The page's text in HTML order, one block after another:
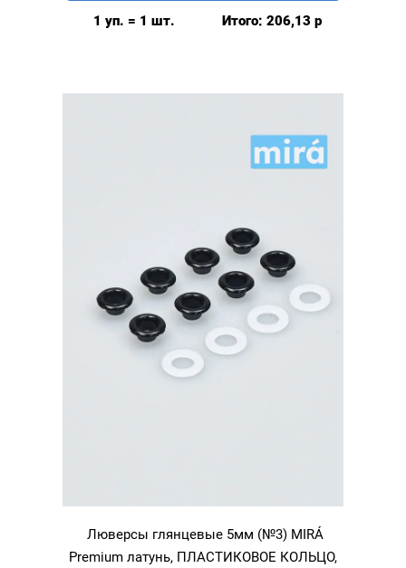
латунь,
1 уп. = 1 шт. Итого: 206,13 р
Люверсы глянцевые 5мм (№3) MIRÁ
Premium латунь, ПЛАСТИКОВОЕ КОЛЬЦО,